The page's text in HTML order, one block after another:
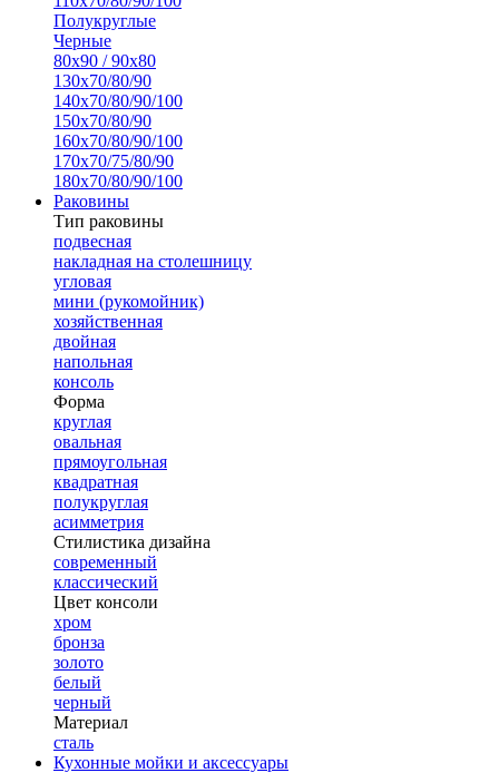
Полукруглые
Черные
80х90 / 90х80
130х70/80/90
140х70/80/90/100
150х70/80/90
160х70/80/90/100
170х70/75/80/90
180х70/80/90/100
Раковины
Тип раковины
подвесная
накладная на столешницу
угловая
мини (рукомойник)
хозяйственная
двойная
напольная
консоль
Форма
круглая
овальная
прямоугольная
квадратная
полукруглая
асимметрия
Стилистика дизайна
современный
классический
Цвет консоли
хром
бронза
золото
белый
черный
Материал
сталь
Кухонные мойки и аксессуары